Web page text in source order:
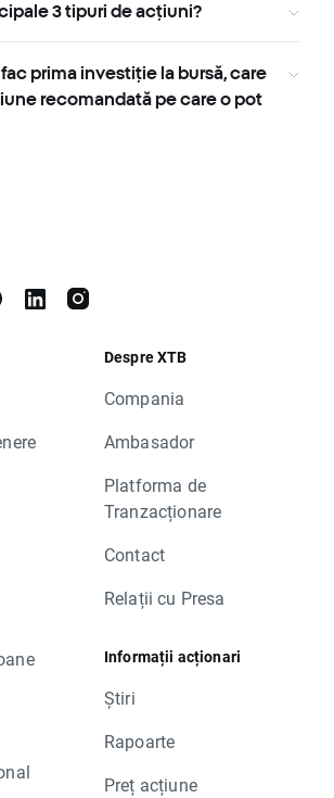
3 tipuri de acțiuni?
prima investiție la bursă, care
recomandată pe care o pot
Despre XTB
Compania
Ambasador
Platforma de
Tranzacționare
Contact
Relații cu Presa
Informații acționari
Știri
Rapoarte
Preț acțiune